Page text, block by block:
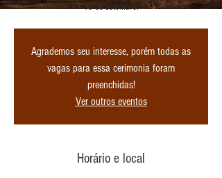
19 de setembro.
Agrademos seu interesse, porém todas as
vagas para essa cerimonia foram
preenchidas!
Ver outros eventos
Horário e local